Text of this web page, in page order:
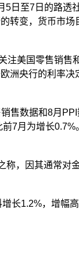
5日至7日的路透
转变，货币市
注美国零售销售
洲央行的利率
售数据和8月
7月为增长
称，因其通常对
长1.2%，增幅